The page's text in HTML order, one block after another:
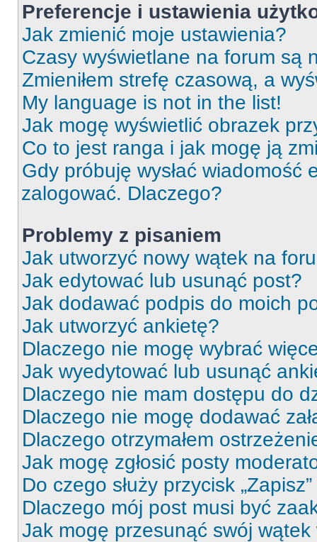
Preferencje i ustawienia
Jak zmienić moje ustawienia?
Czasy wyświetlane na forum są
Zmieniłem strefę czasową, a
My language is not in the list!
Jak mogę wyświetlić obrazek
Co to jest ranga i jak mogę ją
Gdy próbuję wysłać wiadomość
zalogować. Dlaczego?
Problemy z pisaniem
Jak utworzyć nowy wątek na
Jak edytować lub usunąć post?
Jak dodawać podpis do moich
Jak utworzyć ankietę?
Dlaczego nie mogę wybrać
Jak wyedytować lub usunąć
Dlaczego nie mam dostępu do
Dlaczego nie mogę dodawać
Dlaczego otrzymałem
Jak mogę zgłosić posty
Do czego służy przycisk
Dlaczego mój post musi być
Jak mogę przesunąć swój wątek